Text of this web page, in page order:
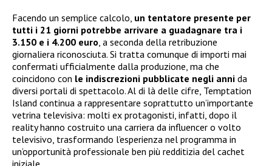
Facendo un semplice calcolo, un tentatore presente per
tutti i 21 giorni potrebbe arrivare a guadagnare tra i
3.150 e i 4.200 euro , a seconda della retribuzione
giornaliera riconosciuta. Si tratta comunque di importi mai
confermati ufficialmente dalla produzione, ma che
coincidono con le indiscrezioni pubblicate negli anni da
diversi portali di spettacolo. Al di là delle cifre, Temptation
Island continua a rappresentare soprattutto un’importante
vetrina televisiva: molti ex protagonisti, infatti, dopo il
reality hanno costruito una carriera da influencer o volto
televisivo, trasformando l’esperienza nel programma in
un’opportunità professionale ben più redditizia del cachet
iniziale.